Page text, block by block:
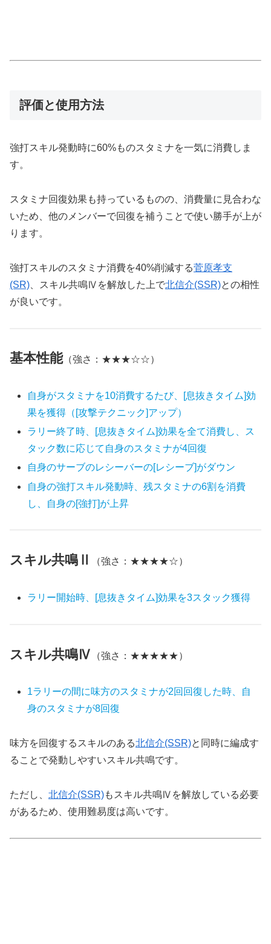
評価と使用方法
強打スキル発動時に60%ものスタミナを一気に消費しま
す。
スタミナ回復効果も持っているものの、消費量に見合わな
いため、他のメンバーで回復を補うことで使い勝手が上が
ります。
強打スキルのスタミナ消費を40%削減する菅原孝支
(SR) 、スキル共鳴Ⅳを解放した上で北信介(SSR)との相性
が良いです。
基本性能（強さ：★★★☆☆）
自身がスタミナを10消費するたび、[息抜きタイム]効
果を獲得（[攻撃テクニック]アップ）
ラリー終了時、[息抜きタイム]効果を全て消費し、ス
タック数に応じて自身のスタミナが4回復
自身のサーブのレシーバーの[レシーブ]がダウン
自身の強打スキル発動時、残スタミナの6割を消費
し、自身の[強打]が上昇
スキル共鳴Ⅱ （強さ：★★★★☆）
ラリー開始時、[息抜きタイム]効果を3スタック獲得
スキル共鳴Ⅳ （強さ：★★★★★）
1ラリーの間に味方のスタミナが2回回復した時、自
身のスタミナが8回復
味方を回復するスキルのある北信介(SSR)と同時に編成す
ることで発動しやすいスキル共鳴です。
ただし、 北信介(SSR)もスキル共鳴Ⅳを解放している必要
があるため、使用難易度は高いです。